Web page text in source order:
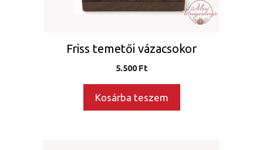
Friss temetői vázacsokor
5.500Ft
Kosárba teszem